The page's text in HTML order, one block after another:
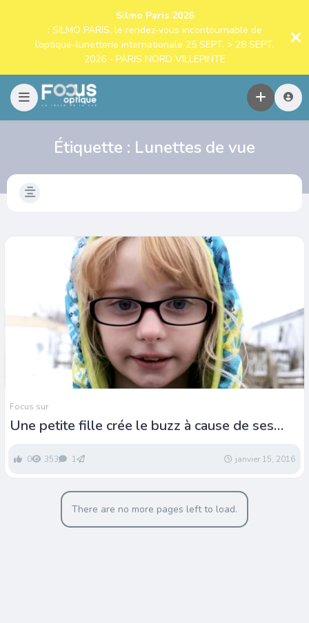
Silmo Paris 2026
: SILMO PARIS, le rendez-vous incontournable de
l’optique-lunetterie internationale 25 SEPT. > 28 SEPT.
2026 - PARIS NORD VILLEPINTE
Étiquette : Lunettes de vue
Focus sur
Une petite fille crée le buzz à cause de ses
0 353 1 janvier 15, 2016
There are no more pages left to load.